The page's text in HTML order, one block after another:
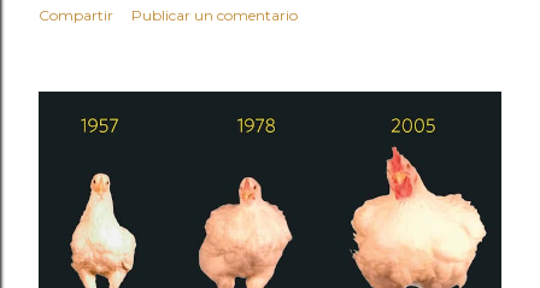
Compartir Publicar un comentario